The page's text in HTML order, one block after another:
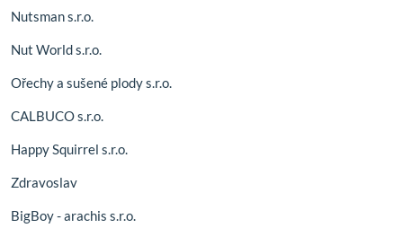
Nutsman s.r.o.
Nut World s.r.o.
Ořechy a sušené plody s.r.o.
CALBUCO s.r.o.
Happy Squirrel s.r.o.
Zdravoslav
BigBoy - arachis s.r.o.